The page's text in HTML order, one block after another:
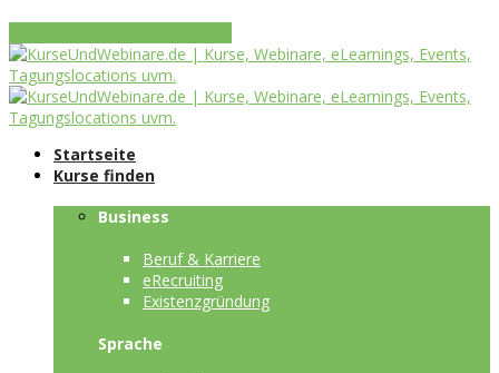
Startseite
Kurse finden
Business
Beruf & Karriere
eRecruiting
Existenzgründung
Sprache